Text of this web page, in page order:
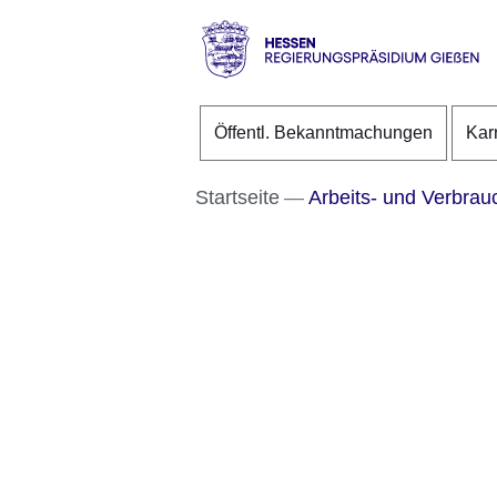
Direkt zum Kopf der
Direkt zum Inhalt
Direkt zum Fuß der
RP
Öffentl. Bekanntmachungen
Startseite Arbeits- und